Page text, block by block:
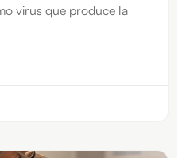
virus que produce la